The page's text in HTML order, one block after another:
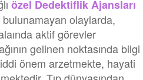
özel Dedektiflik Ajansları
olaylarda,
aktif görevler
gelinen noktasında bilgi
önem arzetmekte, hayati